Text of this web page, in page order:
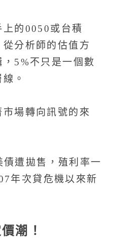
上的0050或台積
分析師的估值方
5%不只是一個數
。
場轉向訊號的來
遭拋售，殖利率一
年次貸危機以來新
潮！